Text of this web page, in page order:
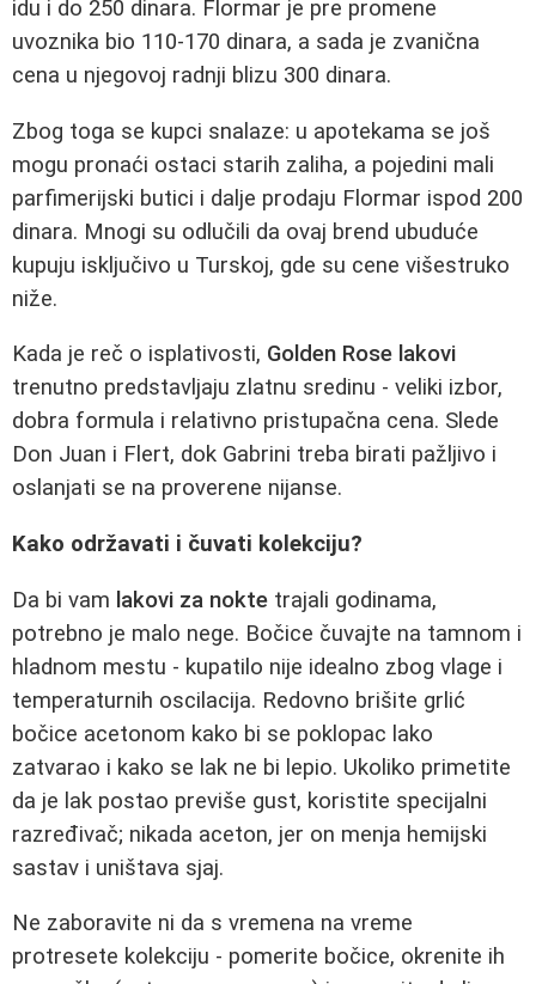
idu i do 250 dinara. Flormar je pre promene
uvoznika bio 110-170 dinara, a sada je zvanična
cena u njegovoj radnji blizu 300 dinara.
Zbog toga se kupci snalaze: u apotekama se još
mogu pronaći ostaci starih zaliha, a pojedini mali
parfimerijski butici i dalje prodaju Flormar ispod 200
dinara. Mnogi su odlučili da ovaj brend ubuduće
kupuju isključivo u Turskoj, gde su cene višestruko
niže.
Kada je reč o isplativosti, Golden Rose lakovi
trenutno predstavljaju zlatnu sredinu - veliki izbor,
dobra formula i relativno pristupačna cena. Slede
Don Juan i Flert, dok Gabrini treba birati pažljivo i
oslanjati se na proverene nijanse.
Kako održavati i čuvati kolekciju?
Da bi vam lakovi za nokte trajali godinama,
potrebno je malo nege. Bočice čuvajte na tamnom i
hladnom mestu - kupatilo nije idealno zbog vlage i
temperaturnih oscilacija. Redovno brišite grlić
bočice acetonom kako bi se poklopac lako
zatvarao i kako se lak ne bi lepio. Ukoliko primetite
da je lak postao previše gust, koristite specijalni
razređivač; nikada aceton, jer on menja hemijski
sastav i uništava sjaj.
Ne zaboravite ni da s vremena na vreme
protresete kolekciju - pomerite bočice, okrenite ih